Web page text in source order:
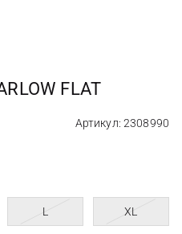
FLAT
Артикул: 2308990
L XL